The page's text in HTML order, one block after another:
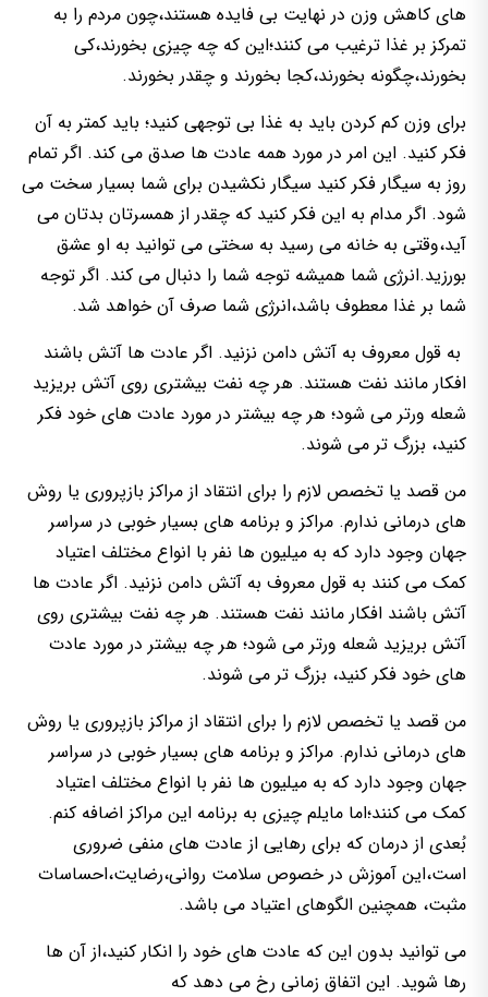
های کاهش وزن در نهایت بی فایده هستند،چون مردم را به
تمرکز بر غذا ترغیب می کنند؛این که چه چیزی بخورند،کی
بخورند،چگونه بخورند،کجا بخورند و چقدر بخورند.
برای وزن کم کردن باید به غذا بی توجهی کنید؛ باید کمتر به آن
فکر کنید. این امر در مورد همه عادت ها صدق می کند. اگر تمام
روز به سیگار فکر کنید سیگار نکشیدن برای شما بسیار سخت می
شود. اگر مدام به این فکر کنید که چقدر از همسرتان بدتان می
آید،وقتی به خانه می رسید به سختی می توانید به او عشق
بورزید.انرژی شما همیشه توجه شما را دنبال می کند. اگر توجه
شما بر غذا معطوف باشد،انرژی شما صرف آن خواهد شد.
به قول معروف به آتش دامن نزنید. اگر عادت ها آتش باشند
افکار مانند نفت هستند. هر چه نفت بیشتری روی آتش بریزید
شعله ورتر می شود؛ هر چه بیشتر در مورد عادت های خود فکر
کنید، بزرگ تر می شوند.
من قصد یا تخصص لازم را برای انتقاد از مراکز بازپروری یا روش
های درمانی ندارم. مراکز و برنامه های بسیار خوبی در سراسر
جهان وجود دارد که به میلیون ها نفر با انواع مختلف اعتیاد
کمک می کنند به قول معروف به آتش دامن نزنید. اگر عادت ها
آتش باشند افکار مانند نفت هستند. هر چه نفت بیشتری روی
آتش بریزید شعله ورتر می شود؛ هر چه بیشتر در مورد عادت
های خود فکر کنید، بزرگ تر می شوند.
من قصد یا تخصص لازم را برای انتقاد از مراکز بازپروری یا روش
های درمانی ندارم. مراکز و برنامه های بسیار خوبی در سراسر
جهان وجود دارد که به میلیون ها نفر با انواع مختلف اعتیاد
کمک می کنند؛اما مایلم چیزی به برنامه این مراکز اضافه کنم.
بُعدی از درمان که برای رهایی از عادت های منفی ضروری
است،این آموزش در خصوص سلامت روانی،رضایت،احساسات
مثبت، همچنین الگوهای اعتیاد می باشد.
می توانید بدون این که عادت های خود را انکار کنید،از آن ها
رها شوید. این اتفاق زمانی رخ می دهد که